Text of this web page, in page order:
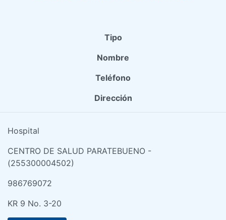
Tipo
Nombre
Teléfono
Dirección
Hospital
CENTRO DE SALUD PARATEBUENO -
(255300004502)
986769072
KR 9 No. 3-20